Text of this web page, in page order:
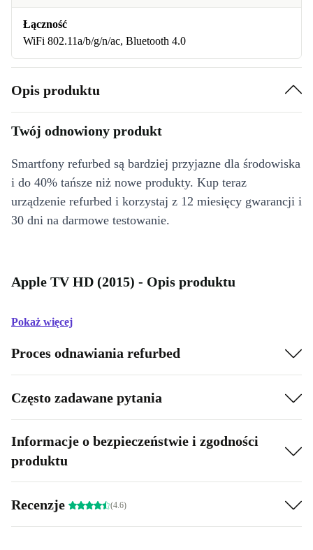
Łączność
WiFi 802.11a/b/g/n/ac, Bluetooth 4.0
Opis produktu
Twój odnowiony produkt
Smartfony refurbed są bardziej przyjazne dla środowiska
i do 40% tańsze niż nowe produkty. Kup teraz
urządzenie refurbed i korzystaj z 12 miesięcy gwarancji i
30 dni na darmowe testowanie.
Apple TV HD (2015) - Opis produktu
Pokaż więcej
Proces odnawiania refurbed
Często zadawane pytania
Informacje o bezpieczeństwie i zgodności
produktu
Recenzje (4.6)